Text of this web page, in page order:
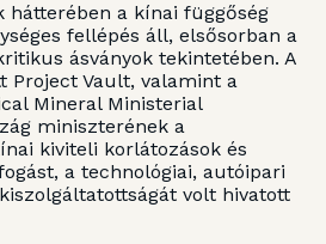
hátterében a kínai függőség
fellépés áll, elsősorban a
ásványok tekintetében. A
Project Vault, valamint a
Mineral Ministerial
miniszterének a
kiviteli korlátozások és
a technológiai, autóipari
volt hivatott